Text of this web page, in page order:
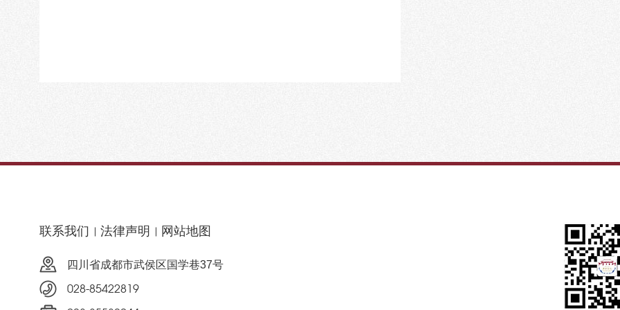
联系我们 法律声明 网站地图
四川省成都市武侯区国学巷37号
028-85422819